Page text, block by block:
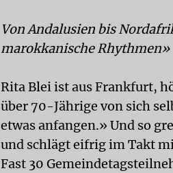
Von Andalusien bis
marokkanische Rhythmen»
Rita Blei ist aus Frankfurt,
über 70-Jährige von sich
etwas anfangen.» Und so
und schlägt eifrig im Takt
Fast 30